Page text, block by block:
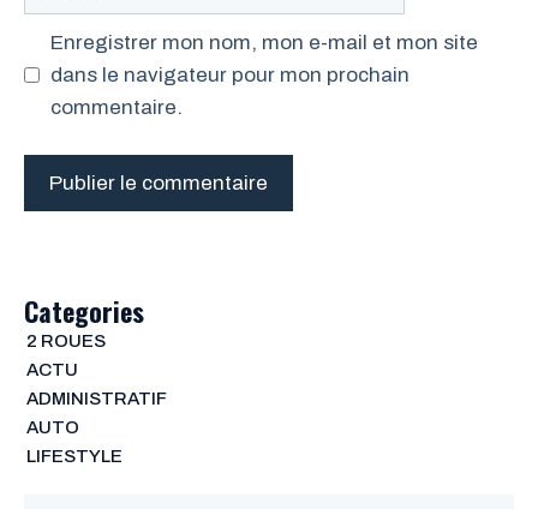
Enregistrer mon nom, mon e-mail et mon site
dans le navigateur pour mon prochain
commentaire.
Categories
2 ROUES
ACTU
ADMINISTRATIF
AUTO
LIFESTYLE